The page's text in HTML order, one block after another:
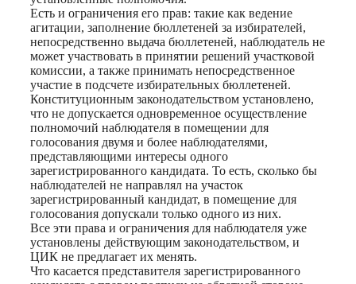
Есть и ограничения его прав: такие как ведение
агитации, заполнение бюллетеней за избирателей,
непосредственно выдача бюллетеней, наблюдатель не
может участвовать в принятии решений участковой
комиссии, а также принимать непосредственное
участие в подсчете избирательных бюллетеней.
Конституционным законодательством установлено,
что не допускается одновременное осуществление
полномочий наблюдателя в помещении для
голосования двумя и более наблюдателями,
представляющими интересы одного
зарегистрированного кандидата. То есть, сколько бы
наблюдателей не направлял на участок
зарегистрированный кандидат, в помещение для
голосования допускали только одного из них.
Все эти права и ограничения для наблюдателя уже
установлены действующим законодательством, и
ЦИК не предлагает их менять.
Что касается представителя зарегистрированного